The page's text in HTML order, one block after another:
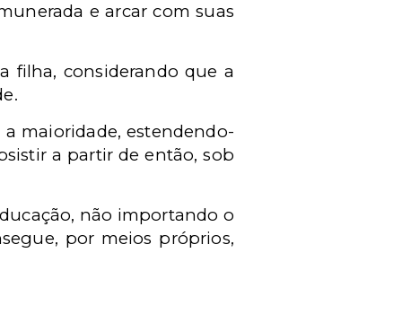
e arcar com suas
filha, considerando que a
maioridade, estendendo-
a partir de então, sob
não importando o
por meios próprios,